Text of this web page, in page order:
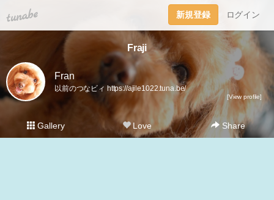
tuna.be 新規登録 ログイン
Fraji
Fran
以前のつなビィ https://ajile1022.tuna.be/
[View profile]
Gallery Love Share